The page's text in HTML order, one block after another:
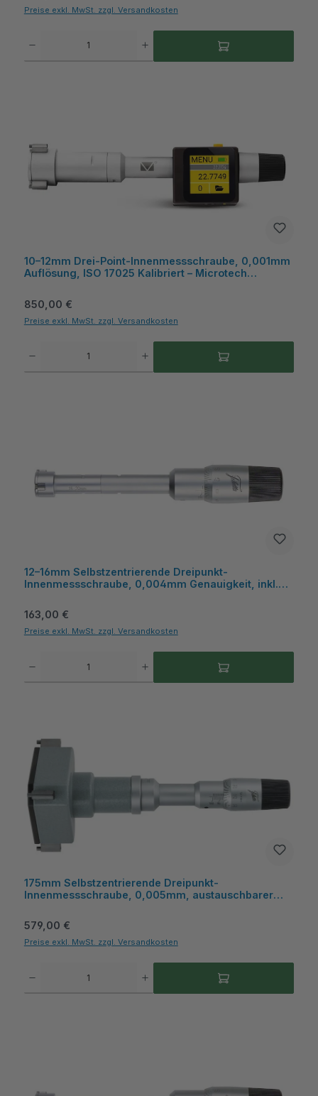
Preise exkl. MwSt. zzgl. Versandkosten
10–12mm Drei-Point-Innenmessschraube, 0,001mm
Auflösung, ISO 17025 Kalibriert – Microtech
Regulärer Preis:
850,00 €
Preise exkl. MwSt. zzgl. Versandkosten
12–16mm Selbstzentrierende Dreipunkt-
Innenmessschraube, 0,004mm Genauigkeit, inkl.
IndustryLine
Regulärer Preis:
163,00 €
Preise exkl. MwSt. zzgl. Versandkosten
175mm Selbstzentrierende Dreipunkt-
Innenmessschraube, 0,005mm, austauschbarer
Regulärer Preis:
579,00 €
Preise exkl. MwSt. zzgl. Versandkosten